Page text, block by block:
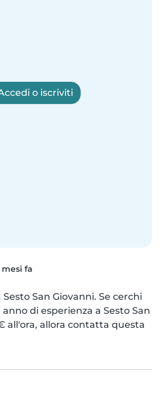
o iscriviti
mesi fa
San Giovanni. Se cerchi
di esperienza a Sesto San
all'ora, allora contatta questa